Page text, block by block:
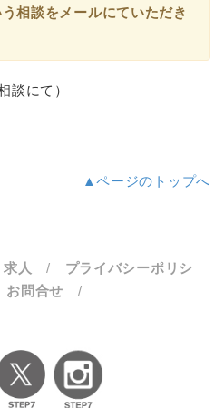
相談をメールにていただき
談にて）
▲ページのトップへ
求人 / プライバシーポリシ
お問合せ /